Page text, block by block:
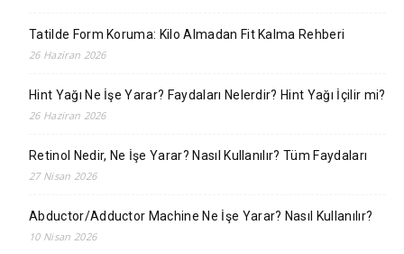
Tatilde Form Koruma: Kilo Almadan Fit Kalma Rehberi
26 Haziran 2026
Hint Yağı Ne İşe Yarar? Faydaları Nelerdir? Hint Yağı İçilir mi?
26 Haziran 2026
Retinol Nedir, Ne İşe Yarar? Nasıl Kullanılır? Tüm Faydaları
27 Nisan 2026
Abductor/Adductor Machine Ne İşe Yarar? Nasıl Kullanılır?
10 Nisan 2026